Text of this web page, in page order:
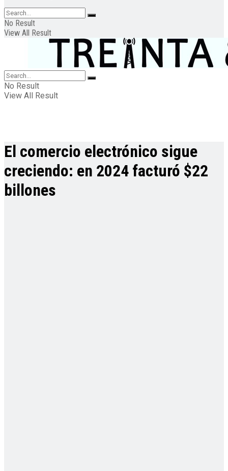
No Result
View All Result
No Result
View All Result
El comercio electrónico sigue
creciendo: en 2024 facturó $22
billones